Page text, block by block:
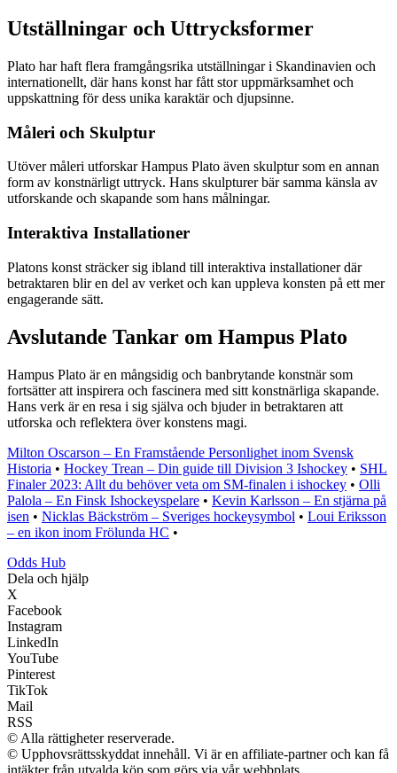
Utställningar och Uttrycksformer
Plato har haft flera framgångsrika utställningar i Skandinavien och
internationellt, där hans konst har fått stor uppmärksamhet och
uppskattning för dess unika karaktär och djupsinne.
Måleri och Skulptur
Utöver måleri utforskar Hampus Plato även skulptur som en annan
form av konstnärligt uttryck. Hans skulpturer bär samma känsla av
utforskande och skapande som hans målningar.
Interaktiva Installationer
Platons konst sträcker sig ibland till interaktiva installationer där
betraktaren blir en del av verket och kan uppleva konsten på ett mer
engagerande sätt.
Avslutande Tankar om Hampus Plato
Hampus Plato är en mångsidig och banbrytande konstnär som
fortsätter att inspirera och fascinera med sitt konstnärliga skapande.
Hans verk är en resa i sig själva och bjuder in betraktaren att
utforska och reflektera över konstens magi.
Milton Oscarson – En Framstående Personlighet inom Svensk
Historia • Hockey Trean – Din guide till Division 3 Ishockey • SHL
Finaler 2023: Allt du behöver veta om SM-finalen i ishockey • Olli
Palola – En Finsk Ishockeyspelare • Kevin Karlsson – En stjärna på
isen • Nicklas Bäckström – Sveriges hockeysymbol • Loui Eriksson
– en ikon inom Frölunda HC •
Odds Hub
Dela och hjälp
X
Facebook
Instagram
LinkedIn
YouTube
Pinterest
TikTok
Mail
RSS
© Alla rättigheter reserverade.
© Upphovsrättsskyddat innehåll. Vi är en affiliate-partner och kan få
intäkter från utvalda köp som görs via vår webbplats.